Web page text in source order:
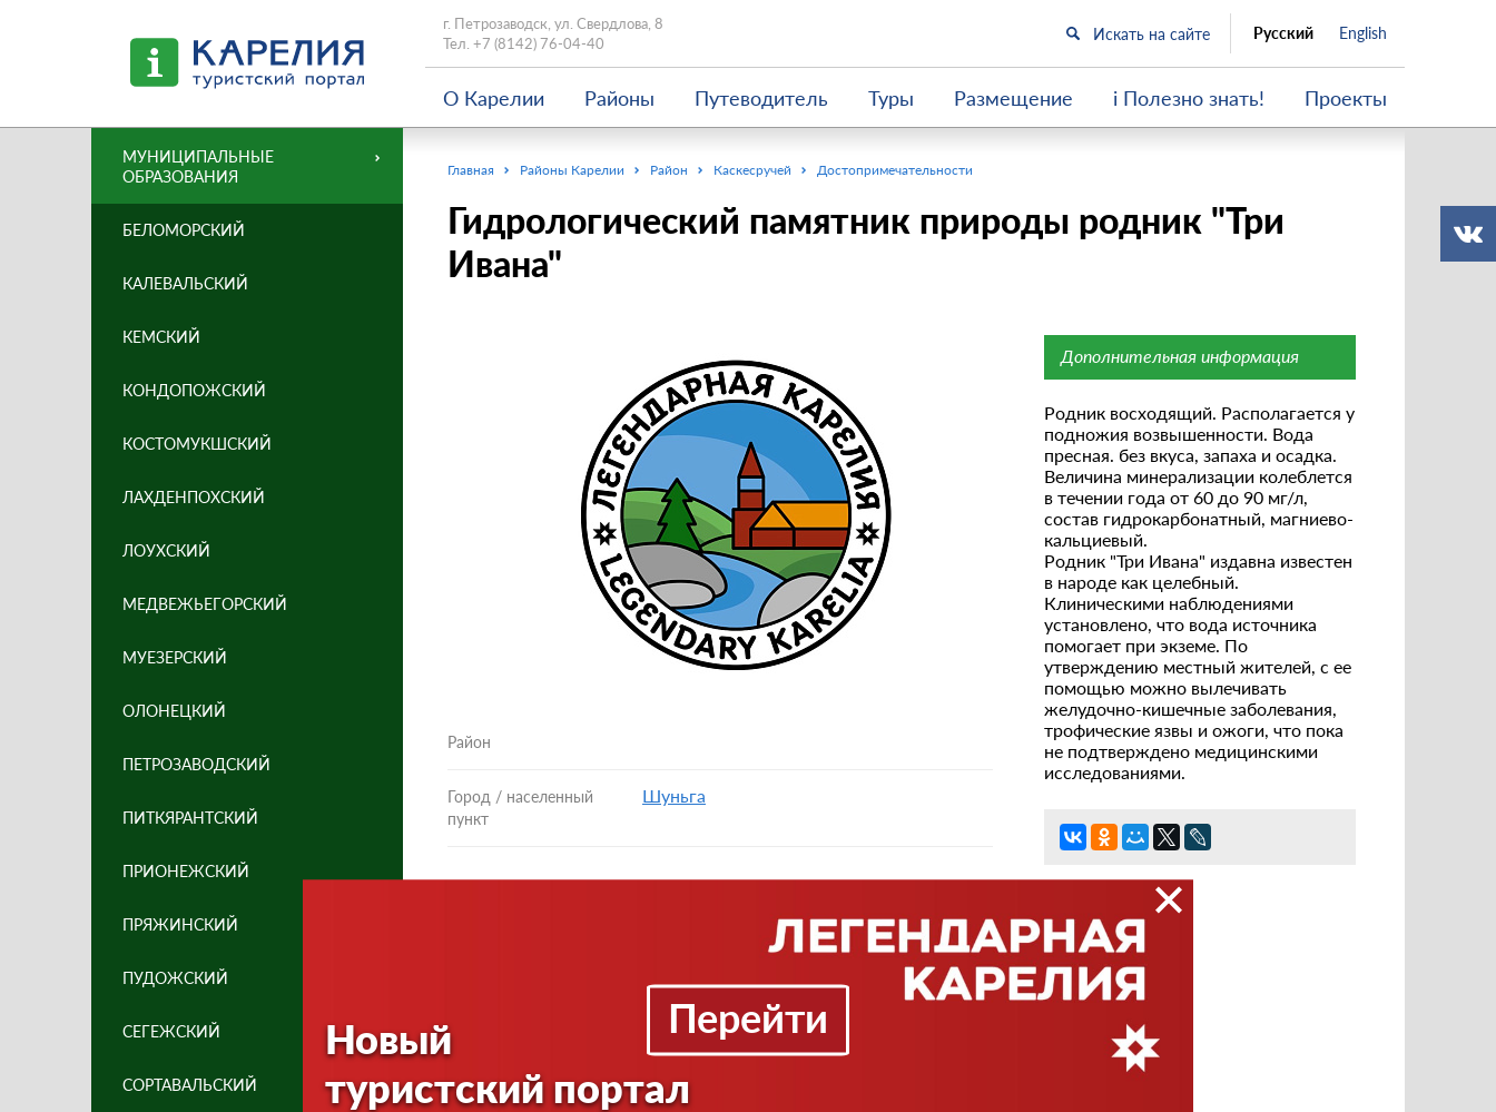
г. Петрозаводск, ул. Свердлова, 8
Тел. +7 (8142) 76-04-40
Русский English
О Карелии Районы Путеводитель Туры Размещение i Полезно знать! Проекты
Главная Районы Карелии Район Каскесручей Достопримечательности
Гидрологический памятник природы родник "Три
Ивана"
Дополнительная информация
Родник восходящий. Располагается у
подножия возвышенности. Вода
пресная. без вкуса, запаха и осадка.
Величина минерализации колеблется
в течении года от 60 до 90 мг/л,
состав гидрокарбонатный, магниево-
кальциевый.
Родник "Три Ивана" издавна известен
в народе как целебный.
Клиническими наблюдениями
установлено, что вода источника
помогает при экземе. По
утверждению местный жителей, с ее
помощью можно вылечивать
желудочно-кишечные заболевания,
трофические язвы и ожоги, что пока
не подтверждено медицинскими
исследованиями.
Район
Город / населенный
пункт
Шуньга
МУНИЦИПАЛЬНЫЕ
ОБРАЗОВАНИЯ
БЕЛОМОРСКИЙ
КАЛЕВАЛЬСКИЙ
КЕМСКИЙ
КОНДОПОЖСКИЙ
КОСТОМУКШСКИЙ
ЛАХДЕНПОХСКИЙ
ЛОУХСКИЙ
МЕДВЕЖЬЕГОРСКИЙ
МУЕЗЕРСКИЙ
ОЛОНЕЦКИЙ
ПЕТРОЗАВОДСКИЙ
ПИТКЯРАНТСКИЙ
ПРИОНЕЖСКИЙ
ПРЯЖИНСКИЙ
ПУДОЖСКИЙ
СЕГЕЖСКИЙ
СОРТАВАЛЬСКИЙ
Новый
туристский портал
Перейти